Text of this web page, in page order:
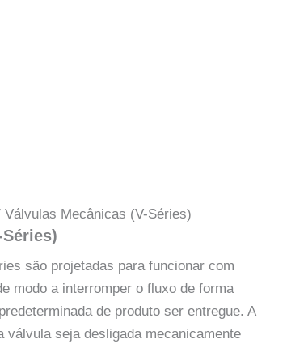
Válvulas Mecânicas (V-Séries)
são projetadas para funcionar com
modo a interromper o fluxo de forma
de produto ser entregue. A
válvula seja desligada mecanicamente